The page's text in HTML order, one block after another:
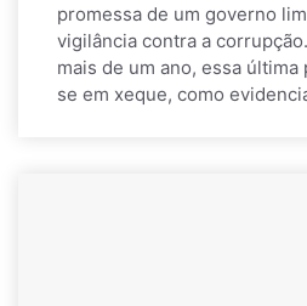
promessa de um governo
vigilância contra a
mais de um ano, essa
se em xeque, como